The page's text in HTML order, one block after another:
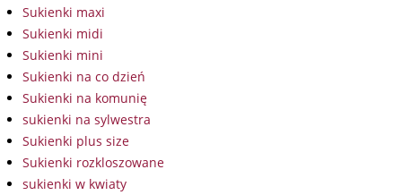
Sukienki maxi
Sukienki midi
Sukienki mini
Sukienki na co dzień
Sukienki na komunię
sukienki na sylwestra
Sukienki plus size
Sukienki rozkloszowane
sukienki w kwiaty